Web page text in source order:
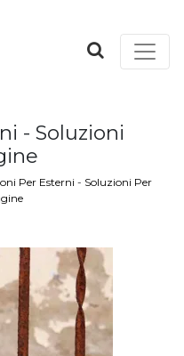
- Soluzioni
Per Esterni - Soluzioni Per